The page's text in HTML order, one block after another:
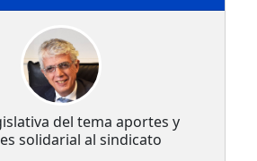
del tema aportes y
solidarial al sindicato